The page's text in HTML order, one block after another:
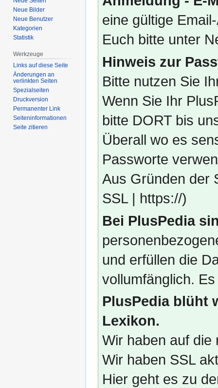
eine gültige
Euch bitte unter
Hinweis zur
Bitte nutzen Sie
Wenn Sie Ihr
bitte DORT bis
Überall wo es
Passworte
Aus Gründen der
SSL | https://)
Bei PlusPedia
und erfüllen die
vollumfänglich.
PlusPedia blüht
Lexikon.
Wir haben auf die
Wir haben SSL
Hier geht es zu
Neue Bilder
Neue Benutzer
Kategorien
Statistik
Werkzeuge
Links auf diese Seite
Änderungen an
verlinkten Seiten
Spezialseiten
Druckversion
Permanenter Link
Seiten­­informationen
Seite zitieren